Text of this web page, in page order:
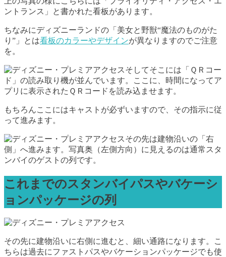
ントランス」と書かれた看板があります。
ちなみにディズニーランドの「美女と野獣“魔法のものがた
り”」とは看板のカラーやデザインが異なりますのでご注意
を。
そしてそこには「ＱＲコー
ド」の読み取り機が並んでいます。ここに、時間になってア
プリに表示されたＱＲコードを読み込ませます。
もちろんここにはキャストが必ずいますので、その指示に従
って進みます。
その先は建物沿いの「右
側」へ進みます。写真奥（左側方向）に見えるのは通常スタ
ンバイのゲストの列です。
これまでのスタンバイパスやバケーシ
ョンパッケージの列
その先に建物沿いに右側に進むと、細い通路になります。こ
ちらは過去にファストパスやバケーションパッケージでも使